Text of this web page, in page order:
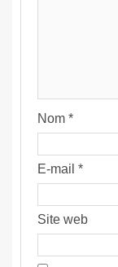
Nom *
E-mail *
Site web